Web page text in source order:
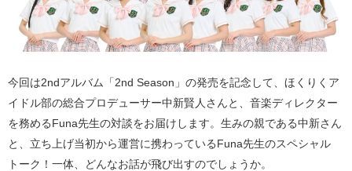
今回は2ndアルバム「2nd Season」の発売を記念して、ほくりくア
イドル部の総合プロデューサー中新賢人さんと、音楽ディレクター
を務めるFuna先生の対談をお届けします。生みの親である中新さん
と、立ち上げ当初から運営に携わっているFuna先生のスペシャル
トーク！一体、どんなお話が飛び出すのでしょうか。